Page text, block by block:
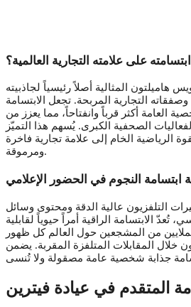
على علامته التجارية العالمية؟
هاميلتون المثالية أصلاً رئيسياً لجاذبيته
وصفقاته التجارية المربحة. تجعل الابتسامة
العامة أكثر قرباً وانفتاحاً، مما يعزز من
الصحفية الكبرى. يُسهم هذا التميّز
الرياضية الخام إلى علامة تجارية فاخرة
ومرموقة.
ابتسامة النجوم في الحضور الإعلامي
التلفزيون عالية الدقة ومحتوى وسائل
تُعدّ الابتسامة الراقية أمراً حيوياً لقابلية
من المشجعين حول العالم كل ظهور
خلال المقابلات المتلفزة المقربة. يضمن
المتقدم في عيادة فيترين